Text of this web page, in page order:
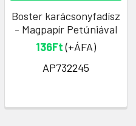
Boster karácsonyfadísz
- Magpapír Petúniával
136Ft(+ÁFA)
AP732245